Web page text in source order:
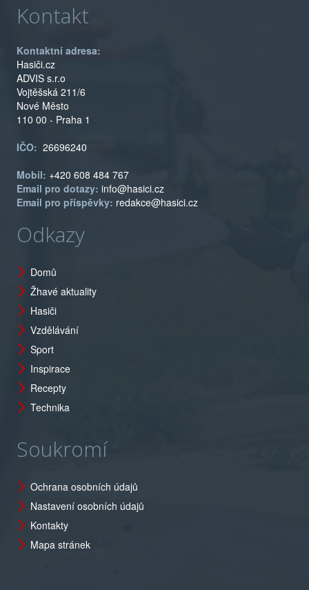
Kontakt
Kontaktní adresa:
Hasiči.cz
ADVIS s.r.o
Vojtěšská 211/6
Nové Město
110 00 - Praha 1
IČO: 26696240
Mobil: +420 608 484 767
Email pro dotazy: info@hasici.cz
Email pro příspěvky: redakce@hasici.cz
Odkazy
Domů
Žhavé aktuality
Hasiči
Vzdělávání
Sport
Inspirace
Recepty
Technika
Soukromí
Ochrana osobních údajů
Nastavení osobních údajů
Kontakty
Mapa stránek